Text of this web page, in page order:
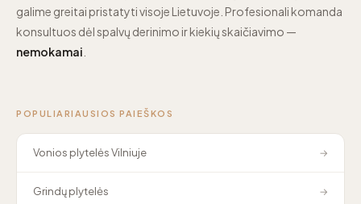
galime greitai pristatyti visoje Lietuvoje. Profesionali komanda
konsultuos dėl spalvų derinimo ir kiekių skaičiavimo —
nemokamai
POPULIARIAUSIOS PAIEŠKOS
Vonios plytelės Vilniuje →
Grindų plytelės →